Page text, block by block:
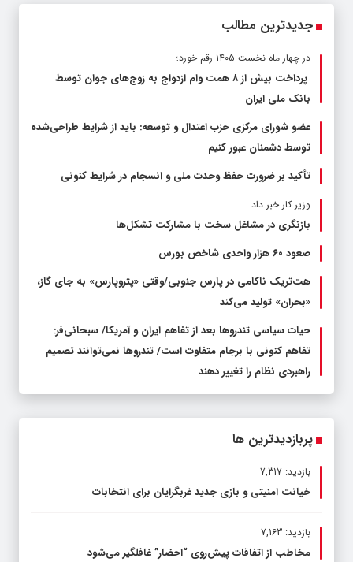
جدیدترین مطالب
در چهار ماه نخست ۱۴۰۵ رقم خورد؛
پرداخت بیش از ۸ همت وام ازدواج به زوج‌های جوان توسط
بانک ملی ایران
عضو شورای مرکزی حزب اعتدال و توسعه: باید از شرایط طراحی‌شده
توسط دشمنان عبور کنیم
تأکید بر ضرورت حفظ وحدت ملی و انسجام در شرایط کنونی
وزیر کار خبر داد:
بازنگری در مشاغل سخت با مشارکت تشکل‌ها
صعود ۶۰ هزار واحدی شاخص بورس
هت‌تریک ناکامی در پارس جنوبی/وقتی «پتروپارس» به جای گاز،
«بحران» تولید می‌کند
حیات سیاسی تندروها بعد از تفاهم ایران و آمریکا/ سبحانی‌فر:
تفاهم کنونی با برجام متفاوت است/ تندروها نمی‌توانند تصمیم
راهبردی نظام را تغییر دهند
پربازدیدترین ها
بازدید: 7,317
خیانت امنیتی و بازی جدید غربگرایان برای انتخابات
بازدید: 7,163
مخاطب از اتفاقات پیش‌روی “احضار” غافلگیر می‌شود